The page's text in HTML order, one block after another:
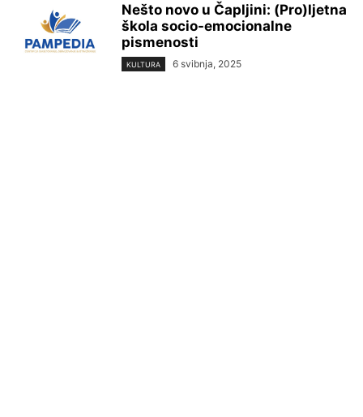
Nešto novo u Čapljini: (Pro)ljetna
škola socio-emocionalne
pismenosti
KULTURA 6 svibnja, 2025